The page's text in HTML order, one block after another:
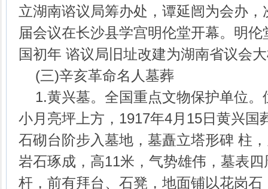
立湖南谘议局筹办处，谭延闿为会办
届会议在长沙县学宫明伦堂开幕。明
国初年 谘议局旧址改建为湖南省议会
(三)辛亥革命名人墓葬
1.黄兴墓。全国重点文物保护单位。
小月亮坪上方，1917年4月15日黄兴国
石砌台阶步入墓地，墓矗立塔形碑 柱
岩石琢成，高11米，气势雄伟，墓表
杆，前有拜台、石凳，地面铺以花岗